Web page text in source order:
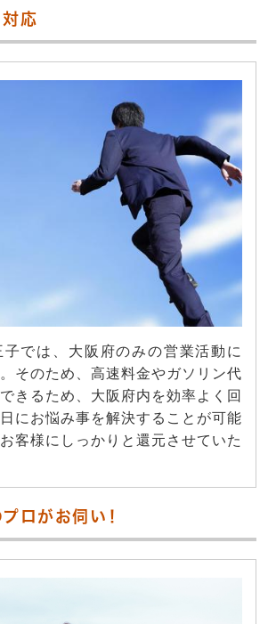
応
では、大阪府のみの営業活動に
そのため、高速料金やガソリン代
きるため、大阪府内を効率よく回
にお悩み事を解決することが可能
客様にしっかりと還元させていた
ロがお伺い！